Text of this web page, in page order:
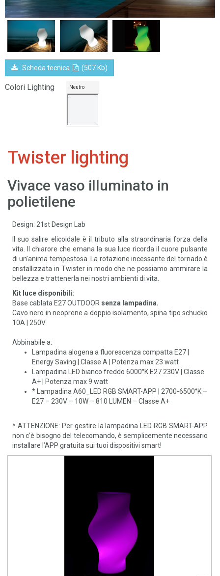
Scheda tecnica (507 Kb)
Colori Lighting Neutro
Twister lighting
Vivace vaso illuminato in
polietilene
Design: 21st Design Lab
Il suo salire elicoidale è il tributo alla straordinaria forza della
vita. Il chiarore che emana la sua luce ricorda il cuore pulsante
di un’anima tempestosa. La rotazione incessante del tornado è
cristallizzata in Twister in modo che ne possiamo ammirare la
bellezza e trattenerla nei nostri ambienti di vita.
Kit luce disponibili:
Base cablata E27 OUTDOOR senza lampadina.
Cavo nero in neoprene a doppio isolamento, spina tipo schucko
10A | 250V
Abbinabile a:
Lampadina alogena a fluorescenza compatta E27 |
Energy Saving | Classe A | Potenza max 23 watt
Lampadina LED bianco freddo 6000°K E27 230V | Classe
A+ | Potenza max 9 watt
* Lampadina A60_LED RGB SMART-APP | 2700-6500°K –
E27 – 230V – 10W – 810 LUMEN – Classe A+
* ATTENZIONE: Per gestire la lampadina LED RGB SMART-APP
non c’è bisogno del telecomando, è semplicemente necessario
installare l’APP gratuita sui tuoi dispositivi smart!